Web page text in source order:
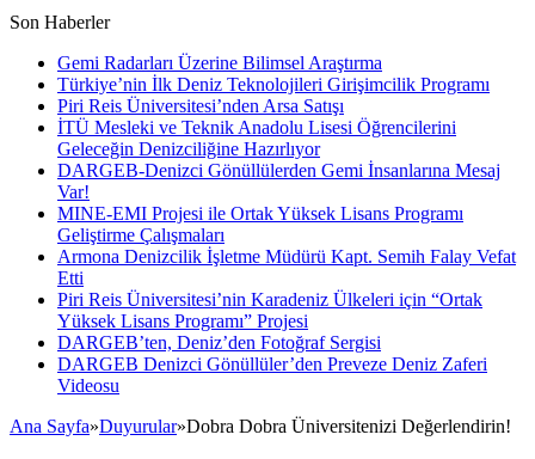
Son Haberler
Gemi Radarları Üzerine Bilimsel Araştırma
Türkiye’nin İlk Deniz Teknolojileri Girişimcilik Programı
Piri Reis Üniversitesi’nden Arsa Satışı
İTÜ Mesleki ve Teknik Anadolu Lisesi Öğrencilerini
Geleceğin Denizciliğine Hazırlıyor
DARGEB-Denizci Gönüllülerden Gemi İnsanlarına Mesaj
Var!
MINE-EMI Projesi ile Ortak Yüksek Lisans Programı
Geliştirme Çalışmaları
Armona Denizcilik İşletme Müdürü Kapt. Semih Falay Vefat
Etti
Piri Reis Üniversitesi’nin Karadeniz Ülkeleri için “Ortak
Yüksek Lisans Programı” Projesi
DARGEB’ten, Deniz’den Fotoğraf Sergisi
DARGEB Denizci Gönüllüler’den Preveze Deniz Zaferi
Videosu
Ana Sayfa»Duyurular»Dobra Dobra Üniversitenizi Değerlendirin!